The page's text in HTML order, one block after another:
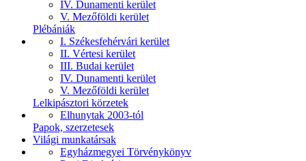
IV. Dunamenti kerület
V. Mezőföldi kerület
Plébániák
I. Székesfehérvári kerület
II. Vértesi kerület
III. Budai kerület
IV. Dunamenti kerület
V. Mezőföldi kerület
Lelkipásztori körzetek
Elhunytak 2003-tól
Papok, szerzetesek
Világi munkatársak
Egyházmegyei Törvénykönyv